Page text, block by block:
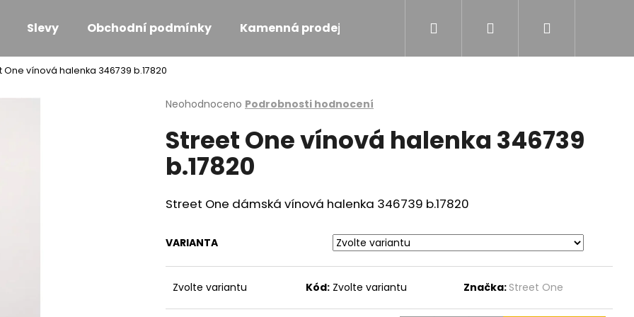
Slevy Obchodní podmínky Kamenná prodejna Přihlášení
One vínová halenka 346739 b.17820
Průměrné
produktu
je
0,0
hvězdiček.
Neohodnoceno Podrobnosti hodnocení
Street One vínová halenka 346739
b.17820
Street One dámská vínová halenka 346739 b.17820
VARIANTA
Zvolte variantu Kód: Zvolte variantu Značka: Street One
Co potřebujete najít?
HLEDAT
MONARI KOŽÍŠKOVÁ VESTA